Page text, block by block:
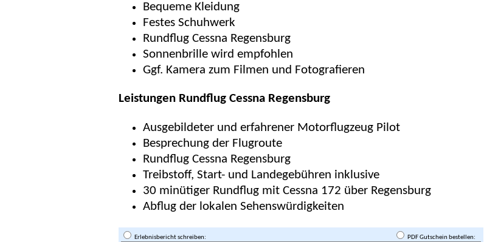
Bequeme Kleidung
Festes Schuhwerk
Rundflug Cessna Regensburg
Sonnenbrille wird empfohlen
Ggf. Kamera zum Filmen und Fotografieren
Leistungen Rundflug Cessna Regensburg
Ausgebildeter und erfahrener Motorflugzeug Pilot
Besprechung der Flugroute
Rundflug Cessna Regensburg
Treibstoff, Start- und Landegebühren inklusive
30 minütiger Rundflug mit Cessna 172 über Regensburg
Abflug der lokalen Sehenswürdigkeiten
Erlebnisbericht schreiben: PDF Gutschein bestellen: